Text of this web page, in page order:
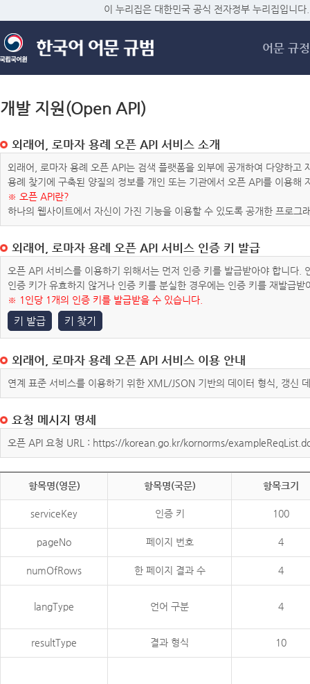
메
이 누리집은 대한민국 공식 전자정부 누리집입니다.
어문 규정
개발 지원(Open API)
외래어, 로마자 용례 오픈 API 서비스 소개
외래어, 로마자 용례 오픈 API는 검색 플랫폼을 외부에 공개하여 다양하
용례 찾기에 구축된 양질의 정보를 개인 또는 기관에서 오픈 API를 이용해
※ 오픈 API란?
하나의 웹사이트에서 자신이 가진 기능을 이용할 수 있도록 공개한 프로그
외래어, 로마자 용례 오픈 API 서비스 인증 키 발급
오픈 API 서비스를 이용하기 위해서는 먼저 인증 키를 발급받아야 합니다
인증 키가 유효하지 않거나 인증 키를 분실한 경우에는 인증 키를 재발급받
※ 1인당 1개의 인증 키를 발급받을 수 있습니다.
키 발급 키 찾기
외래어, 로마자 용례 오픈 API 서비스 이용 안내
연계 표준 서비스를 이용하기 위한 XML/JSON 기반의 데이터 형식, 갱신
요청 메시지 명세
오픈 API 요청 URL : https://korean.go.kr/kornorms/
항목명(영문) 항목명(국문) 항목크기
serviceKey 인증 키 100
pageNo 페이지 번호 4
numOfRows 한 페이지 결과 수 4
langType 언어 구분 4
resultType 결과 형식 10